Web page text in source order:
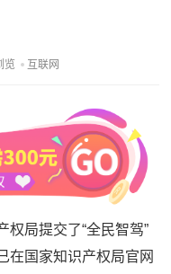
览 互联网
局提交了“全民智驾”
在国家知识产权局官网